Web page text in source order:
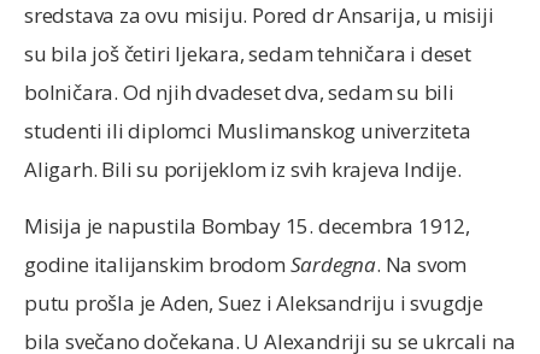
sredstava za ovu misiju. Pored dr Ansarija, u misiji
su bila još četiri ljekara, sedam tehničara i deset
bolničara. Od njih dvadeset dva, sedam su bili
studenti ili diplomci Muslimanskog univerziteta
Aligarh. Bili su porijeklom iz svih krajeva Indije.
Misija je napustila Bombay 15. decembra 1912,
godine italijanskim brodom Sardegna. Na svom
putu prošla je Aden, Suez i Aleksandriju i svugdje
bila svečano dočekana. U Alexandriji su se ukrcali na